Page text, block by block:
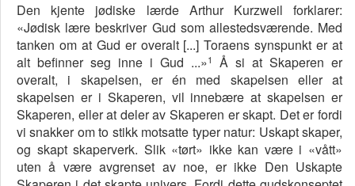
Den kjente jødiske lærde Arthur Kurzweil forklarer:
«Jødisk lære beskriver Gud som allestedsværende. Med
tanken om at Gud er overalt [...] Toraens synspunkt er at
alt befinner seg inne i Gud ...»1
Å si at Skaperen er
overalt, i skapelsen, er én med skapelsen eller at
skapelsen er i Skaperen, vil innebære at skapelsen er
Skaperen, eller at deler av Skaperen er skapt. Det er fordi
vi snakker om to stikk motsatte typer natur: Uskapt skaper,
og skapt skaperverk. Slik «tørt» ikke kan være i «vått»
uten å være avgrenset av noe, er ikke Den Uskapte